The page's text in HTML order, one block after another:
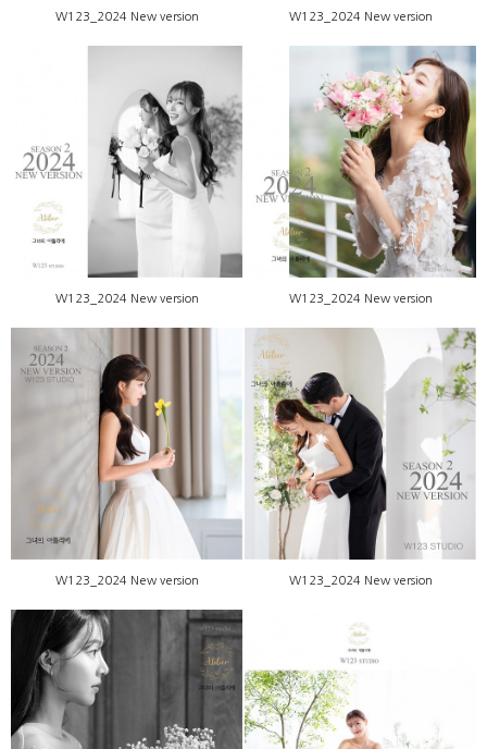
W123_2024 New version W123_2024 New version
W123_2024 New version
W123_2024 New version
W123_2024 New version
W123_2024 New version
W123_2024 New version
W123_2024 New version
W123_2024 New version
W123_2024 New version
W123_2024 New version W123_2024 New version